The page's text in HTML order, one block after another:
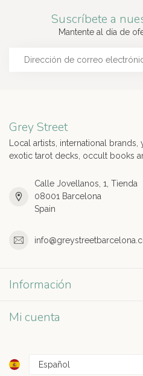
Suscríbete a
Mantente al día de
Grey Street
Local artists, international
exotic tarot decks, occult books
Calle Jovellanos, 1, Tienda
08001 Barcelona
Spain
Información
Mi cuenta